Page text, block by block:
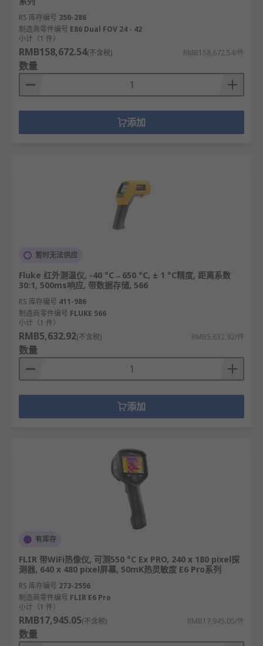
RS 库存编号 350-286
制造商零件编号 E86 Dual FOV 24 - 42
小计（1 件）
RMB158,672.54(不含税) RMB158,672.54/件
数量
添加
暂时无法供应
Fluke 红外测温仪, -40 °C→650 °C, ± 1 °C精度, 距离系数
30:1, 500ms响应, 带数据存储, 566
RS 库存编号 411-986
制造商零件编号 FLUKE 566
小计（1 件）
RMB5,632.92(不含税) RMB5,632.92/件
数量
添加
有库存
FLIR 带WiFi热像仪, 可测550 °C Ex PRO, 240 x 180 pixel探
测器, 640 x 480 pixel屏幕, 50mK热灵敏度 E6 Pro系列
RS 库存编号 273-2556
制造商零件编号 FLIR E6 Pro
小计（1 件）
RMB17,945.05(不含税) RMB17,945.05/件
数量